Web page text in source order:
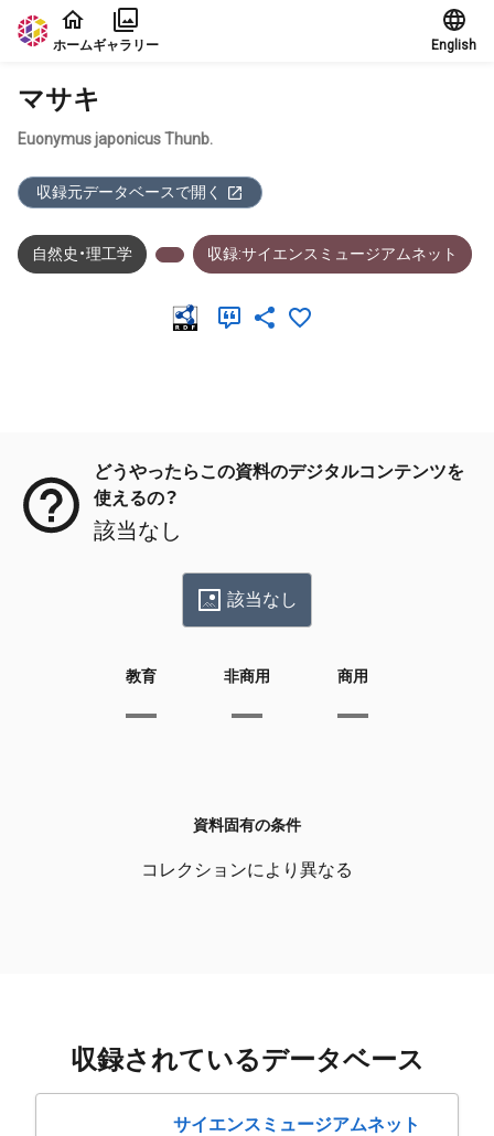
本文に飛ぶ
ホームギャラリー English
マサキ
Euonymus japonicus Thunb.
収録元データベースで開く
自然史・理工学 収録:サイエンスミュージアムネット
どうやったらこの資料のデジタルコンテンツを
使えるの？
該当なし
該当なし
教育 非商用 商用
資料固有の条件
コレクションにより異なる
収録されているデータベース
サイエンスミュージアムネット